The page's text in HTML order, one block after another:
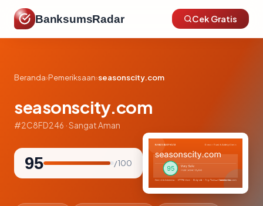
BanksumsRadar Cek Gratis
Beranda›Pemeriksaan›seasonscity.com
seasonscity.com
#2C8FD246 · Sangat Aman
95 / 100